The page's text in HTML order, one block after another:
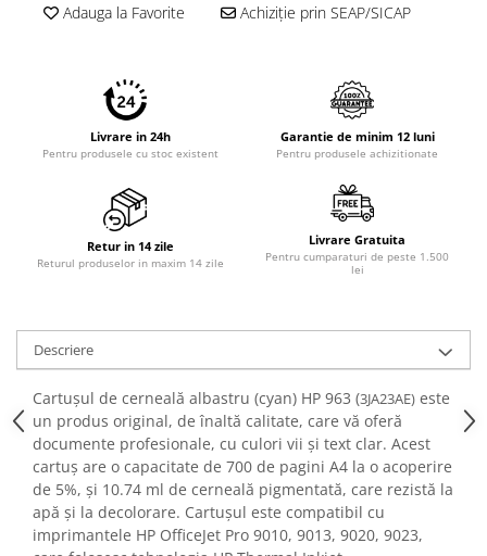
Adauga la Favorite Achiziție prin SEAP/SICAP
Livrare in 24h
Pentru produsele cu stoc existent
Garantie de minim 12 luni
Pentru produsele achizitionate
Retur in 14 zile
Returul produselor in maxim 14 zile
Livrare Gratuita
Pentru cumparaturi de peste 1.500
lei
Descriere
Cartușul de cerneală albastru (cyan) HP 963 (3JA23AE) este
un produs original, de înaltă calitate, care vă oferă
documente profesionale, cu culori vii și text clar. Acest
cartuș are o capacitate de 700 de pagini A4 la o acoperire
de 5%, și 10.74 ml de cerneală pigmentată, care rezistă la
apă și la decolorare. Cartușul este compatibil cu
imprimantele HP OfficeJet Pro 9010, 9013, 9020, 9023,